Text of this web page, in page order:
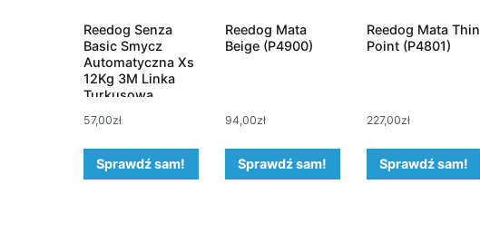
Reedog Senza
Basic Smycz
Automatyczna Xs
12Kg 3M Linka
Turkusowa
57,00zł
Sprawdź sam!
Reedog Mata
Beige (P4900)
94,00zł
Sprawdź sam!
Reedog Mata Thin
Point (P4801)
227,00zł
Sprawdź sam!